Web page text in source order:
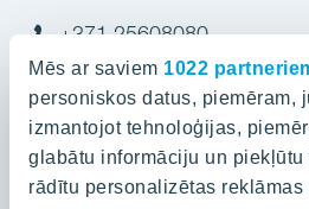
Mēs ar saviem 1022
personiskos datus, piemēram,
izmantojot tehnoloģijas,
glabātu informāciju un
rādītu personalizētas reklāmas
+371 25608080
yitmajas@yit.lv
Projekti